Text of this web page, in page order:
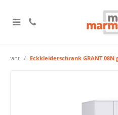
Grant Eckkleiderschrank GRANT